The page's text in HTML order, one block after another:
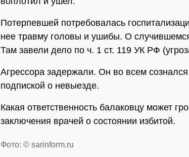
Потерпевшей потребовалась
нее травму головы и ушибы. О
Там завели дело по ч. 1 ст. 119 УК РФ
Агрессора задержали. Он во всем
подпиской о невыезде.
Какая ответственность балаковцу может
заключения врачей о состоянии избитой.
Фото: © sarinform.ru